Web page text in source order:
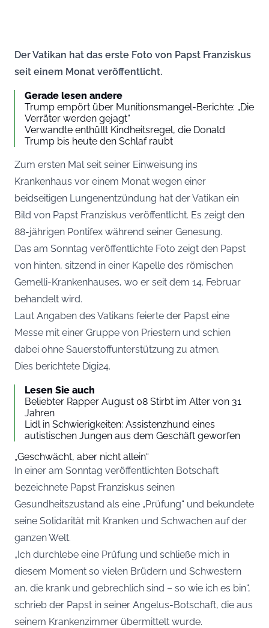
Der Vatikan hat das erste Foto von Papst Franziskus
seit einem Monat veröffentlicht.
Gerade lesen andere
Trump empört über Munitionsmangel-Berichte: „Die
Verräter werden gejagt“
Verwandte enthüllt Kindheitsregel, die Donald
Trump bis heute den Schlaf raubt
Zum ersten Mal seit seiner Einweisung ins
Krankenhaus vor einem Monat wegen einer
beidseitigen Lungenentzündung hat der Vatikan ein
Bild von Papst Franziskus veröffentlicht. Es zeigt den
88-jährigen Pontifex während seiner Genesung.
Das am Sonntag veröffentlichte Foto zeigt den Papst
von hinten, sitzend in einer Kapelle des römischen
Gemelli-Krankenhauses, wo er seit dem 14. Februar
behandelt wird.
Laut Angaben des Vatikans feierte der Papst eine
Messe mit einer Gruppe von Priestern und schien
dabei ohne Sauerstoffunterstützung zu atmen.
Dies berichtete Digi24.
Lesen Sie auch
Beliebter Rapper August 08 Stirbt im Alter von 31
Jahren
Lidl in Schwierigkeiten: Assistenzhund eines
autistischen Jungen aus dem Geschäft geworfen
„Geschwächt, aber nicht allein“
In einer am Sonntag veröffentlichten Botschaft
bezeichnete Papst Franziskus seinen
Gesundheitszustand als eine „Prüfung“ und bekundete
seine Solidarität mit Kranken und Schwachen auf der
ganzen Welt.
„Ich durchlebe eine Prüfung und schließe mich in
diesem Moment so vielen Brüdern und Schwestern
an, die krank und gebrechlich sind – so wie ich es bin“,
schrieb der Papst in seiner Angelus-Botschaft, die aus
seinem Krankenzimmer übermittelt wurde.